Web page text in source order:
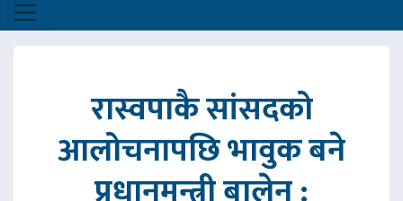
रास्वपाकै सांसदको
आलोचनापछि भावुक बने